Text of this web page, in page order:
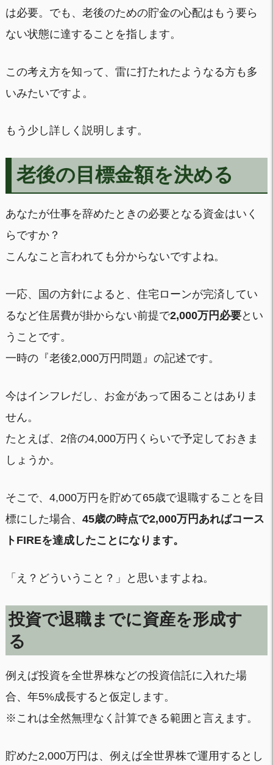
は必要。でも、老後のための貯金の心配はもう要ら
ない状態に達することを指します。
この考え方を知って、雷に打たれたようなる方も多
いみたいですよ。
もう少し詳しく説明します。
老後の目標金額を決める
あなたが仕事を辞めたときの必要となる資金はいく
らですか？
こんなこと言われても分からないですよね。
一応、国の方針によると、住宅ローンが完済してい
るなど住居費が掛からない前提で2,000万円必要とい
うことです。
一時の『老後2,000万円問題』の記述です。
今はインフレだし、お金があって困ることはありま
せん。
たとえば、2倍の4,000万円くらいで予定しておきま
しょうか。
そこで、4,000万円を貯めて65歳で退職することを目
標にした場合、 45歳の時点で2,000万円あればコース
トFIREを達成したことになります。
「え？どういうこと？」と思いますよね。
投資で退職までに資産を形成す
る
例えば投資を全世界株などの投資信託に入れた場
合、年5%成長すると仮定します。
※これは全然無理なく計算できる範囲と言えます。
貯めた2,000万円は、例えば全世界株で運用するとし